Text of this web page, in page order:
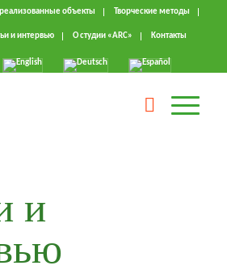
объекты Творческие методы
и интервью О студии «ARC» Kонтакты
и